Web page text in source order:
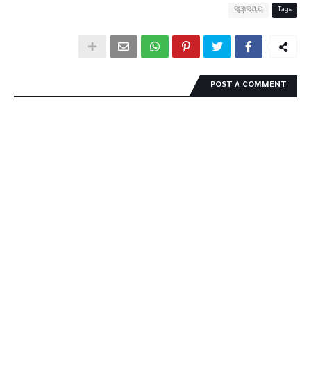
Tags
ସ୍ୱାସ୍ଥ୍ୟ
POST A COMMENT